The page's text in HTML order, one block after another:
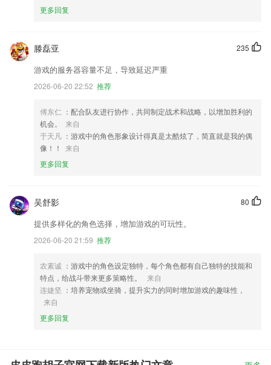
更多回复
235
滕磊亚
游戏的服务器容量不足，导致延迟严重
2026-06-20 22:52 推荐
傅东仁 ：配合队友进行协作，共同制定战术和战略，以增加胜利的
机会。
来自
于天凡 ：游戏中的角色形象设计得真是太酷炫了，简直就是我的偶
像！！
来自
更多回复
80
吴舒影
提供多样化的角色选择，增加游戏的可玩性。
2026-06-20 21:59 推荐
农素诚 ：游戏中的角色设定独特，每个角色都有自己独特的技能和
特点，给战斗带来更多策略性。
来自
连婕坚 ：培养宠物或坐骑，提升实力的同时增加游戏的趣味性，
来自
更多回复